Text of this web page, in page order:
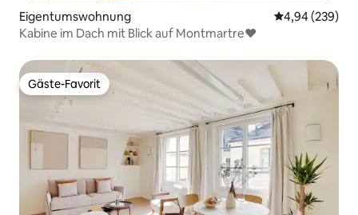
Eigentumswohnung
4,94 (239)
Kabine im Dach mit Blick auf Montmartre♥
Gäste-Favorit
Gäste-Favorit